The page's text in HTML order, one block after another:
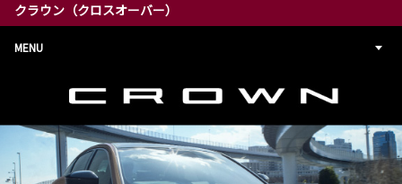
クラウン（クロスオーバー）
MENU